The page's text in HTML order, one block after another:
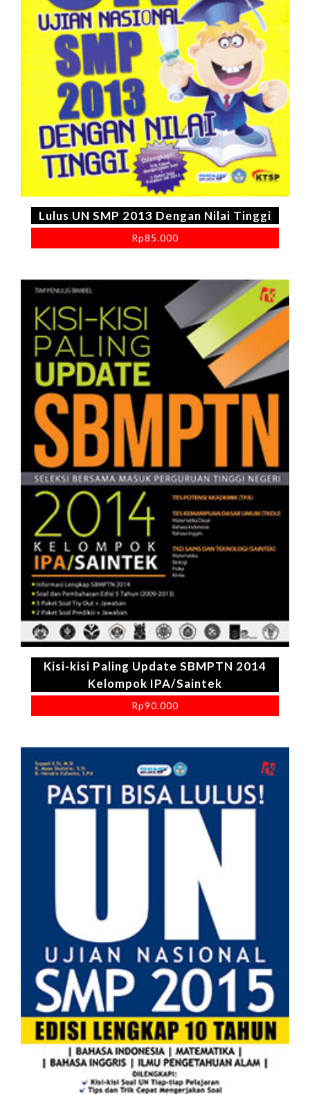
Lulus UN SMP 2013 Dengan Nilai Tinggi
Rp85.000
Kisi-kisi Paling Update SBMPTN 2014
Kelompok IPA/Saintek
Rp90.000